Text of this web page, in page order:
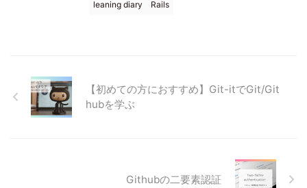
leaning diary Rails
【初めての方におすすめ】Git-itでGit/Git
hubを学ぶ
Githubの二要素認証